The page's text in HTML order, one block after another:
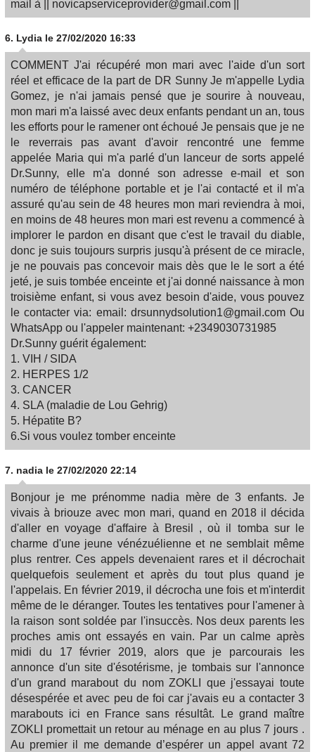
mail à || novicapserviceprovider@gmail.com ||
6. Lydia le 27/02/2020 16:33
COMMENT J'ai récupéré mon mari avec l'aide d'un sort
réel et efficace de la part de DR Sunny Je m'appelle Lydia
Gomez, je n'ai jamais pensé que je sourire à nouveau,
mon mari m'a laissé avec deux enfants pendant un an, tous
les efforts pour le ramener ont échoué Je pensais que je ne
le reverrais pas avant d'avoir rencontré une femme
appelée Maria qui m'a parlé d'un lanceur de sorts appelé
Dr.Sunny, elle m'a donné son adresse e-mail et son
numéro de téléphone portable et je l'ai contacté et il m'a
assuré qu'au sein de 48 heures mon mari reviendra à moi,
en moins de 48 heures mon mari est revenu a commencé à
implorer le pardon en disant que c'est le travail du diable,
donc je suis toujours surpris jusqu'à présent de ce miracle,
je ne pouvais pas concevoir mais dès que le le sort a été
jeté, je suis tombée enceinte et j'ai donné naissance à mon
troisième enfant, si vous avez besoin d'aide, vous pouvez
le contacter via: email: drsunnydsolution1@gmail.com Ou
WhatsApp ou l'appeler maintenant: +2349030731985
Dr.Sunny guérit également:
1. VIH / SIDA
2. HERPES 1/2
3. CANCER
4. SLA (maladie de Lou Gehrig)
5. Hépatite B?
6.Si vous voulez tomber enceinte
7. nadia le 27/02/2020 22:14
Bonjour je me prénomme nadia mère de 3 enfants. Je
vivais à briouze avec mon mari, quand en 2018 il décida
d'aller en voyage d'affaire à Bresil , où il tomba sur le
charme d'une jeune vénézuélienne et ne semblait même
plus rentrer. Ces appels devenaient rares et il décrochait
quelquefois seulement et après du tout plus quand je
l'appelais. En février 2019, il décrocha une fois et m'interdit
même de le déranger. Toutes les tentatives pour l'amener à
la raison sont soldée par l'insuccès. Nos deux parents les
proches amis ont essayés en vain. Par un calme après
midi du 17 février 2019, alors que je parcourais les
annonce d'un site d'ésotérisme, je tombais sur l'annonce
d'un grand marabout du nom ZOKLI que j'essayai toute
désespérée et avec peu de foi car j'avais eu a contacter 3
marabouts ici en France sans résultât. Le grand maître
ZOKLI promettait un retour au ménage en au plus 7 jours .
Au premier il me demande d’espérer un appel avant 72